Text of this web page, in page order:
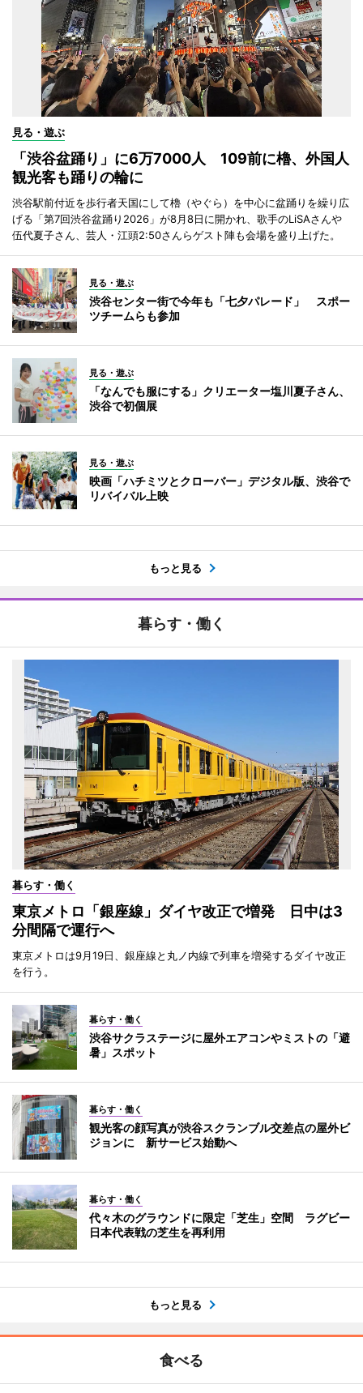
見る・遊ぶ
「渋谷盆踊り」に6万7000人 109前に櫓、外国人
観光客も踊りの輪に
渋谷駅前付近を歩行者天国にして櫓（やぐら）を中心に盆踊りを繰り広
げる「第7回渋谷盆踊り2026」が8月8日に開かれ、歌手のLiSAさんや
伍代夏子さん、芸人・江頭2:50さんらゲスト陣も会場を盛り上げた。
見る・遊ぶ
渋谷センター街で今年も「七夕パレード」 スポー
ツチームらも参加
見る・遊ぶ
「なんでも服にする」クリエーター塩川夏子さん、
渋谷で初個展
見る・遊ぶ
映画「ハチミツとクローバー」デジタル版、渋谷で
リバイバル上映
もっと見る
暮らす・働く
暮らす・働く
東京メトロ「銀座線」ダイヤ改正で増発 日中は3
分間隔で運行へ
東京メトロは9月19日、銀座線と丸ノ内線で列車を増発するダイヤ改正
を行う。
暮らす・働く
渋谷サクラステージに屋外エアコンやミストの「避
暑」スポット
暮らす・働く
観光客の顔写真が渋谷スクランブル交差点の屋外ビ
ジョンに 新サービス始動へ
暮らす・働く
代々木のグラウンドに限定「芝生」空間 ラグビー
日本代表戦の芝生を再利用
もっと見る
食べる